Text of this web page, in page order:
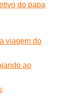
do papa
viagem do
ao